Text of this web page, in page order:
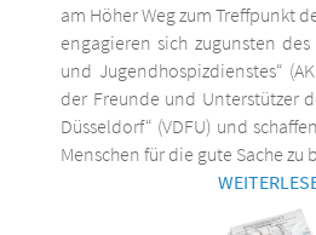
am Höher Weg zum Treffpunkt
engagieren sich zugunsten
und Jugendhospizdienstes“
der Freunde und Unterstützer
Düsseldorf“ (VDFU) und
Menschen für die gute Sache zu